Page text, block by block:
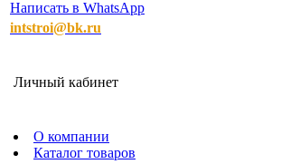
Написать в WhatsApp
intstroi@bk.ru
Личный кабинет
О компании
Каталог товаров